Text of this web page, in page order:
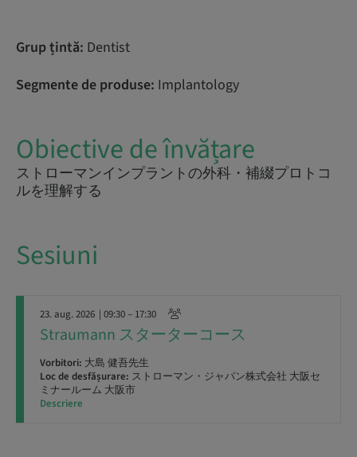
Grup țintă: Dentist
Segmente de produse: Implantology
Obiective de învățare
ストローマンインプラントの外科・補綴プロトコ
ルを理解する
Sesiuni
23. aug. 2026 | 09:30 – 17:30
Straumann スターターコース
Vorbitori: 大島 健吾先生
Loc de desfășurare: ストローマン・ジャパン株式会社 大阪セ
ミナールーム 大阪市
Descriere